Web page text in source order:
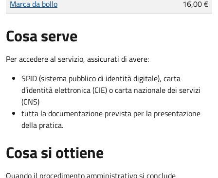
Marca da bollo 16,00 €
Cosa serve
Per accedere al servizio, assicurati di avere:
SPID (sistema pubblico di identità digitale), carta
d’identità elettronica (CIE) o carta nazionale dei servizi
(CNS)
tutta la documentazione prevista per la presentazione
della pratica.
Cosa si ottiene
Quando il procedimento amministrativo si conclude